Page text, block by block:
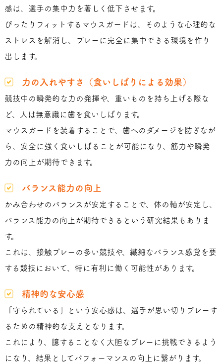
感は、選手の集中力を著しく低下させます。
ぴったりフィットするマウスガードは、そのような心理的な
ストレスを解消し、プレーに完全に集中できる環境を作り
出します。
力の入れやすさ（食いしばりによる効果）
競技中の瞬発的な力の発揮や、重いものを持ち上げる際な
ど、人は無意識に歯を食いしばります。
マウスガードを装着することで、歯へのダメージを防ぎなが
ら、安全に強く食いしばることが可能になり、筋力や瞬発
力の向上が期待できます。
バランス能力の向上
かみ合わせのバランスが安定することで、体の軸が安定し、
バランス能力の向上が期待できるという研究結果もありま
す。
これは、接触プレーの多い競技や、繊細なバランス感覚を要
する競技において、特に有利に働く可能性があります。
精神的な安心感
「守られている」という安心感は、選手が思い切りプレーす
るための精神的な支えとなります。
これにより、臆することなく大胆なプレーに挑戦できるよう
になり、結果としてパフォーマンスの向上に繋がります。